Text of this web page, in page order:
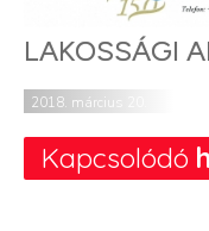
LAKOSSÁGI
2018. március 20.
Kapcsolódó